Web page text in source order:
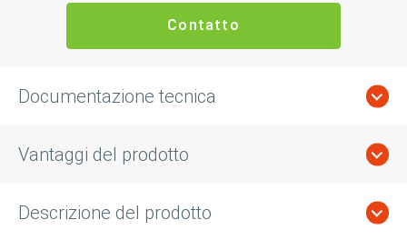
Contatto
Documentazione tecnica
Vantaggi del prodotto
Descrizione del prodotto